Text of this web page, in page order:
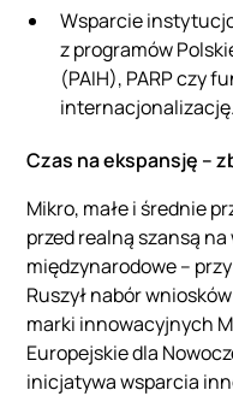
Wsparcie
z programów
(PAIH), PARP czy
internacjonalizację.
Czas na ekspansję –
Mikro, małe i średnie
przed realną szansą
międzynarodowe –
Ruszył nabór
marki innowacyjnych
Europejskie dla
inicjatywa wsparcia